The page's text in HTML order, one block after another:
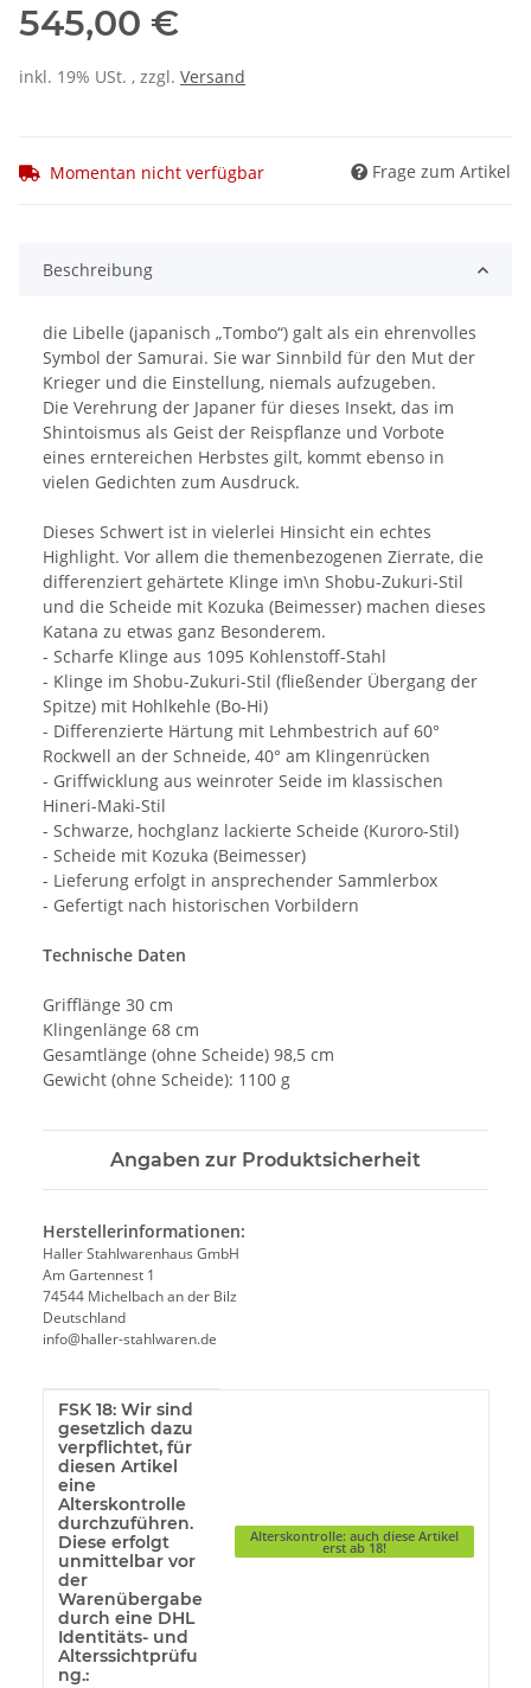
545,00 €
inkl. 19% USt. , zzgl. Versand
Momentan nicht verfügbar Frage zum Artikel
Beschreibung
die Libelle (japanisch „Tombo“) galt als ein ehrenvolles
Symbol der Samurai. Sie war Sinnbild für den Mut der
Krieger und die Einstellung, niemals aufzugeben.
Die Verehrung der Japaner für dieses Insekt, das im
Shintoismus als Geist der Reispflanze und Vorbote
eines erntereichen Herbstes gilt, kommt ebenso in
vielen Gedichten zum Ausdruck.
Dieses Schwert ist in vielerlei Hinsicht ein echtes
Highlight. Vor allem die themenbezogenen Zierrate, die
differenziert gehärtete Klinge im\n Shobu-Zukuri-Stil
und die Scheide mit Kozuka (Beimesser) machen dieses
Katana zu etwas ganz Besonderem.
- Scharfe Klinge aus 1095 Kohlenstoff-Stahl
- Klinge im Shobu-Zukuri-Stil (fließender Übergang der
Spitze) mit Hohlkehle (Bo-Hi)
- Differenzierte Härtung mit Lehmbestrich auf 60°
Rockwell an der Schneide, 40° am Klingenrücken
- Griffwicklung aus weinroter Seide im klassischen
Hineri-Maki-Stil
- Schwarze, hochglanz lackierte Scheide (Kuroro-Stil)
- Scheide mit Kozuka (Beimesser)
- Lieferung erfolgt in ansprechender Sammlerbox
- Gefertigt nach historischen Vorbildern
Technische Daten
Grifflänge 30 cm
Klingenlänge 68 cm
Gesamtlänge (ohne Scheide) 98,5 cm
Gewicht (ohne Scheide): 1100 g
Angaben zur Produktsicherheit
Herstellerinformationen:
Haller Stahlwarenhaus GmbH
Am Gartennest 1
74544 Michelbach an der Bilz
Deutschland
info@haller-stahlwaren.de
Produkteigenschaft
Wert
FSK 18: Wir sind
gesetzlich dazu
verpflichtet, für
diesen Artikel
eine
Alterskontrolle
durchzuführen.
Diese erfolgt
unmittelbar vor
der
Warenübergabe
durch eine DHL
Identitäts- und
Alterssichtprüfu
ng.:
Alterskontrolle: auch diese Artikel
erst ab 18!